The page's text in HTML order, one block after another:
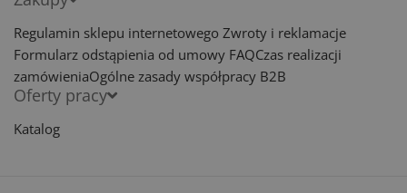
Regulamin sklepu internetowego Zwroty i reklamacje
Formularz odstąpienia od umowy FAQCzas realizacji
zamówieniaOgólne zasady współpracy B2B
Oferty pracy
Katalog